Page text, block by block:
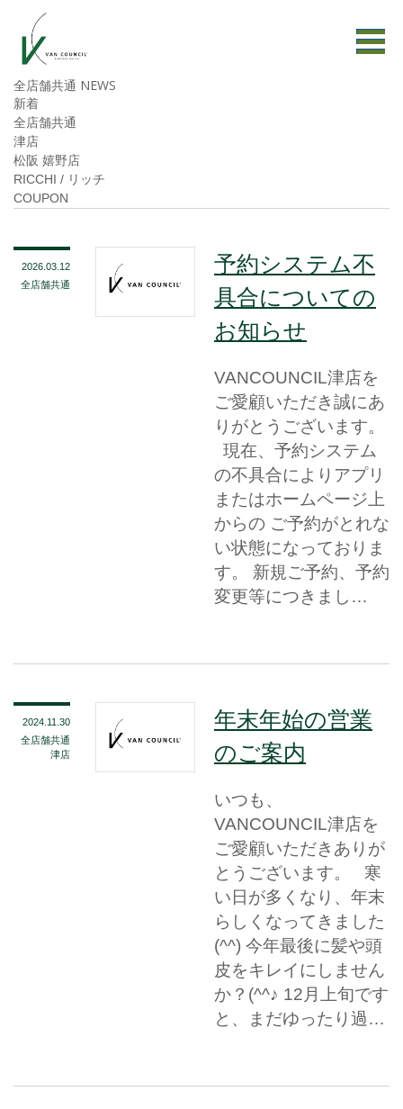
全店舗共通 NEWS
新着
全店舗共通
津店
松阪 嬉野店
RICCHI / リッチ
COUPON
2026.03.12
全店舗共通
予約システム不
具合についての
お知らせ
VANCOUNCIL津店を
ご愛顧いただき誠にあ
りがとうございます。
現在、予約システム
の不具合によりアプリ
またはホームページ上
からの ご予約がとれな
い状態になっておりま
す。 新規ご予約、予約
変更等につきまし…
2024.11.30
全店舗共通
津店
年末年始の営業
のご案内
いつも、
VANCOUNCIL津店を
ご愛顧いただきありが
とうございます。 寒
い日が多くなり、年末
らしくなってきました
(^^) 今年最後に髪や頭
皮をキレイにしません
か？(^^♪ 12月上旬です
と、まだゆったり過…